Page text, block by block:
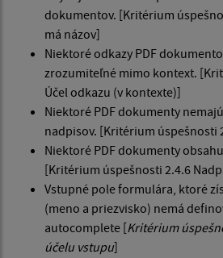
dokumentov. [Kritérium
má názov]
Niektoré odkazy PDF
zrozumiteľné mimo kontext.
Účel odkazu (v kontexte)]
Niektoré PDF dokumenty
nadpisov. [Kritérium úspešnosti
Niektoré PDF dokumenty
[Kritérium úspešnosti 2.4.6
Vstupné pole formulára, ktoré
(meno a priezvisko) nemá
autocomplete [Kritérium
účelu vstupu]